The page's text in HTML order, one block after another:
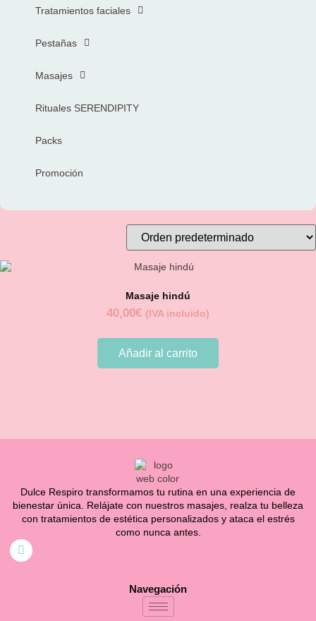
Tratamientos faciales
Pestañas
Masajes
Rituales SERENDIPITY
Packs
Promoción
Masaje hindú
40,00€ (IVA incluido)
Añadir al carrito
Dulce Respiro transformamos tu rutina en una experiencia de
bienestar única. Relájate con nuestros masajes, realza tu belleza
con tratamientos de estética personalizados y ataca el estrés
como nunca antes.
Navegación